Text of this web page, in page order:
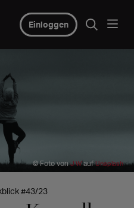
Einloggen
© Foto vonJ WaufUnsplash
#43/23